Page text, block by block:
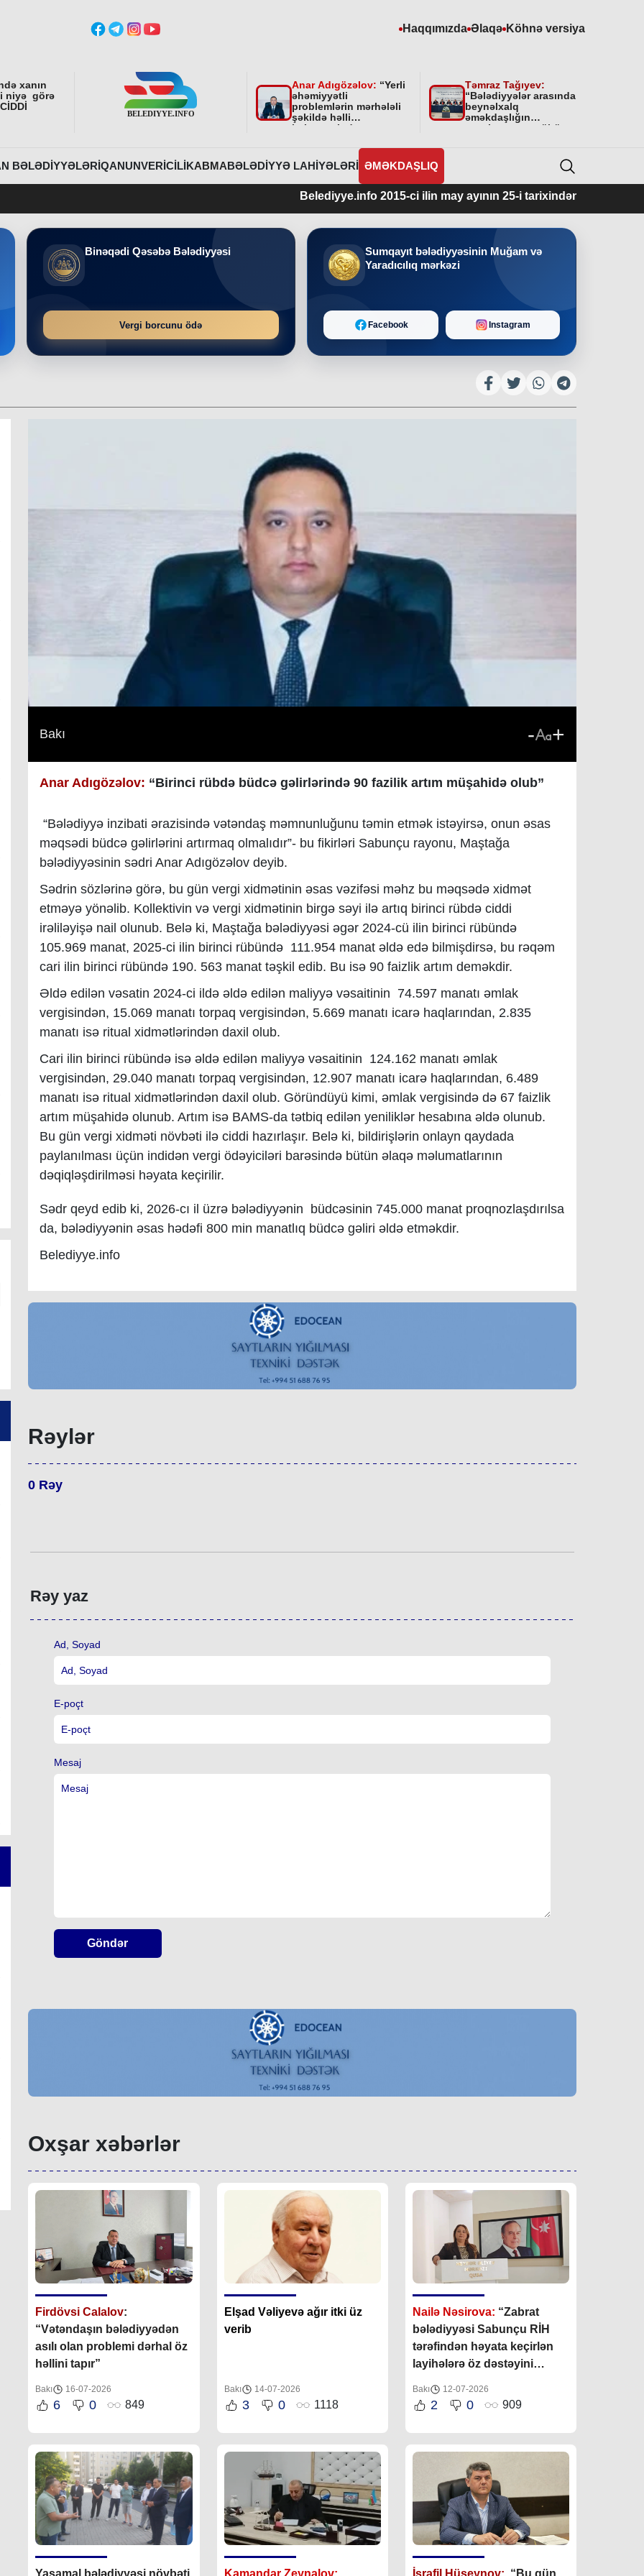
Haqqımızda Əlaqə Köhnə versiya
xanın
niyə görə
Anar Adıgözəlov: “Yerli
əhəmiyyətli
problemlərin mərhələli
şəkildə həlli
istiqamətində
sonra da davam
etdirəcəkdir”
Təmraz Tağıyev:
“Bələdiyyələr arasında
beynəlxalq
əməkdaşlığın
qurulmasının mühüm
BƏLƏDIYYƏLƏRIQANUNVERICILIKABMABƏLƏDIYYƏ LAHIYƏLƏRI ƏMƏKDAŞLIQ
Belediyye.info 2015-ci ilin may ayının 25-i tarixindən fəaliyyətdədir.
Binəqədi Qəsəbə Bələdiyyəsi
Vergi borcunu ödə
Sumqayıt bələdiyyəsinin Muğam və
Yaradıcılıq mərkəzi
Facebook Instagram
Bakı - +
Anar Adıgözəlov: “Birinci rübdə büdcə gəlirlərində 90 fazilik artım müşahidə olub”
“Bələdiyyə inzibati ərazisində vətəndaş məmnunluğunu təmin etmək istəyirsə, onun əsas
məqsədi büdcə gəlirlərini artırmaq olmalıdır”- bu fikirləri Sabunçu rayonu, Maştağa
bələdiyyəsinin sədri Anar Adıgözəlov deyib.
Sədrin sözlərinə görə, bu gün vergi xidmətinin əsas vəzifəsi məhz bu məqsədə xidmət
etməyə yönəlib. Kollektivin və vergi xidmətinin birgə səyi ilə artıq birinci rübdə ciddi
irəliləyişə nail olunub. Belə ki, Maştağa bələdiyyəsi əgər 2024-cü ilin birinci rübündə
105.969 manat, 2025-ci ilin birinci rübündə 111.954 manat əldə edə bilmişdirsə, bu rəqəm
cari ilin birinci rübündə 190. 563 manat təşkil edib. Bu isə 90 faizlik artım deməkdir.
Əldə edilən vəsatin 2024-ci ildə əldə edilən maliyyə vəsaitinin 74.597 manatı əmlak
vergisindən, 15.069 manatı torpaq vergisindən, 5.669 manatı icarə haqlarından, 2.835
manatı isə ritual xidmətlərindən daxil olub.
Cari ilin birinci rübündə isə əldə edilən maliyyə vəsaitinin 124.162 manatı əmlak
vergisindən, 29.040 manatı torpaq vergisindən, 12.907 manatı icarə haqlarından, 6.489
manatı isə ritual xidmətlərindən daxil olub. Göründüyü kimi, əmlak vergisində də 67 faizlik
artım müşahidə olunub. Artım isə BAMS-da tətbiq edilən yeniliklər hesabına əldə olunub.
Bu gün vergi xidməti növbəti ilə ciddi hazırlaşır. Belə ki, bildirişlərin onlayn qaydada
paylanılması üçün indidən vergi ödəyiciləri barəsində bütün əlaqə məlumatlarının
dəqiqləşdirilməsi həyata keçirilir.
Sədr qeyd edib ki, 2026-cı il üzrə bələdiyyənin büdcəsinin 745.000 manat proqnozlaşdırılsa
da, bələdiyyənin əsas hədəfi 800 min manatlıq büdcə gəliri əldə etməkdir.
Belediyye.info
Rəylər
0 Rəy
Rəy yaz
Ad, Soyad
E-poçt
Mesaj
Göndər
Oxşar xəbərlər
Firdövsi Calalov:
“Vətəndaşın bələdiyyədən
asılı olan problemi dərhal öz
həllini tapır”
Bakı 16-07-2026
6 0 849
Elşad Vəliyevə ağır itki üz
verib
Bakı 14-07-2026
3 0 1118
Nailə Nəsirova: “Zabrat
bələdiyyəsi Sabunçu RİH
tərəfindən həyata keçirlən
layihələrə öz dəstəyini
Bakı 12-07-2026
2 0 909
Yasamal bələdiyyəsi növbəti Kamandar Zeynalov: İsrafil Hüseynov: “Bu gün